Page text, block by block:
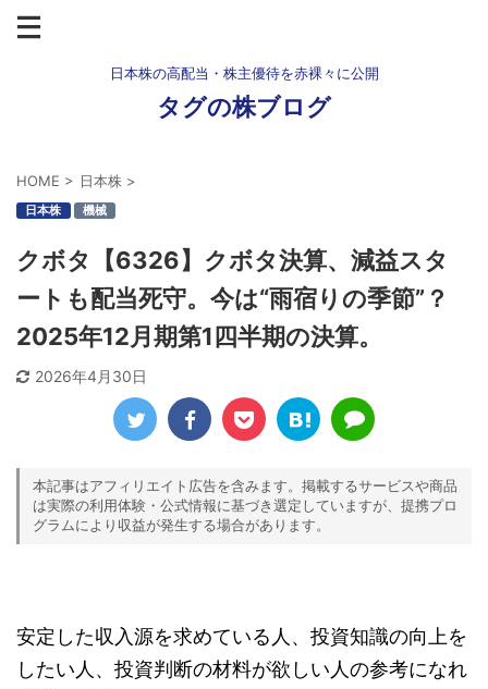
日本株の高配当・株主優待を赤裸々に公開
タグの株ブログ
HOME > 日本株 >
日本株 機械
クボタ【6326】クボタ決算、減益スタ
ートも配当死守。今は“雨宿りの季節”？
2025年12月期第1四半期の決算。
2026年4月30日
本記事はアフィリエイト広告を含みます。掲載するサービスや商品
は実際の利用体験・公式情報に基づき選定していますが、提携プロ
グラムにより収益が発生する場合があります。
安定した収入源を求めている人、投資知識の向上を
したい人、投資判断の材料が欲しい人の参考になれ